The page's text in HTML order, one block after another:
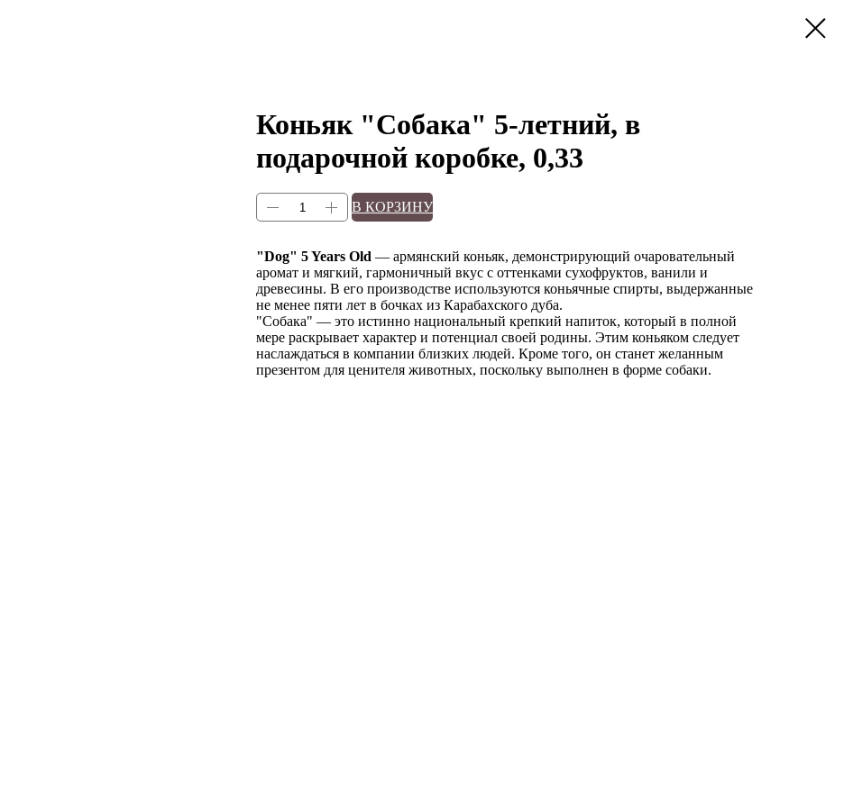
Коньяк "Собака" 5-летний, в
подарочной коробке, 0,33
В КОРЗИНУ
"Dog" 5 Years Old — армянский коньяк, демонстрирующий очаровательный
аромат и мягкий, гармоничный вкус с оттенками сухофруктов, ванили и
древесины. В его производстве используются коньячные спирты, выдержанные
не менее пяти лет в бочках из Карабахского дуба.
"Собака" — это истинно национальный крепкий напиток, который в полной
мере раскрывает характер и потенциал своей родины. Этим коньяком следует
наслаждаться в компании близких людей. Кроме того, он станет желанным
презентом для ценителя животных, поскольку выполнен в форме собаки.